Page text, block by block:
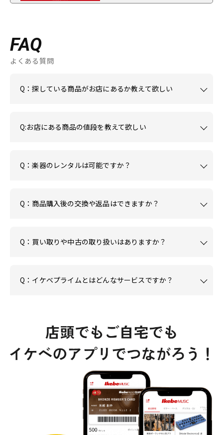
FAQ
よくある質問
Q：探している商品がお店にあるか教えて欲しい
Q:お店にある商品の値段を教えて欲しい
Q：楽器のレンタルは可能ですか？
Q：商品購入後の交換や返品はできますか？
Q：買い取りや中古の取り扱いはありますか？
Q：イケベプライムとはどんなサービスですか？